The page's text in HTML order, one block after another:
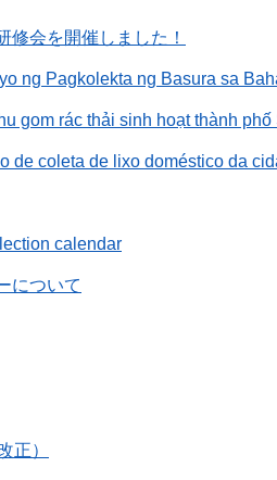
会を開催しました！
ng Pagkolekta ng Basura sa
gom rác thải sinh hoạt thành phố
de coleta de lixo doméstico da
calendar
について
正）